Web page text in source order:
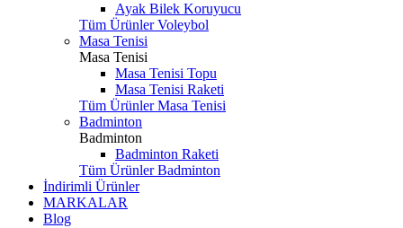
Ayak Bilek Koruyucu
Tüm Ürünler Voleybol
Masa Tenisi
Masa Tenisi
Masa Tenisi Topu
Masa Tenisi Raketi
Tüm Ürünler Masa Tenisi
Badminton
Badminton
Badminton Raketi
Tüm Ürünler Badminton
İndirimli Ürünler
MARKALAR
Blog